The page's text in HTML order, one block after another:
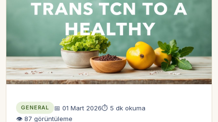
GENERAL 📅 01 Mart 2026⏱ 5 dk okuma
👁 87 görüntüleme